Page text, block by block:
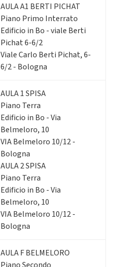
AULA A1 BERTI PICHAT
Piano Primo Interrato
Edificio in Bo - viale Berti
Pichat 6-6/2
Viale Carlo Berti Pichat, 6-
6/2 - Bologna
AULA 1 SPISA
Piano Terra
Edificio in Bo - Via
Belmeloro, 10
VIA Belmeloro 10/12 -
Bologna
AULA 2 SPISA
Piano Terra
Edificio in Bo - Via
Belmeloro, 10
VIA Belmeloro 10/12 -
Bologna
AULA F BELMELORO